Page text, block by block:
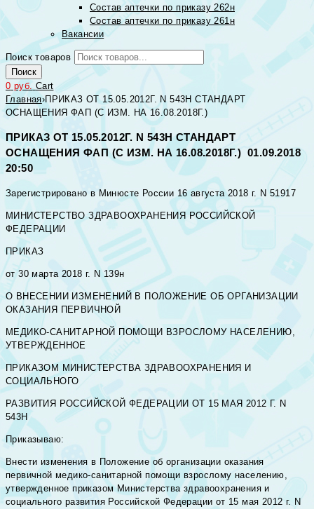
Состав аптечки по приказу 262н
Состав аптечки по приказу 261н
Вакансии
Поиск товаров
Поиск
0 руб. Cart
Главная›ПРИКАЗ ОТ 15.05.2012Г. N 543Н СТАНДАРТ
ОСНАЩЕНИЯ ФАП (С ИЗМ. НА 16.08.2018Г.)
ПРИКАЗ ОТ 15.05.2012Г. N 543Н СТАНДАРТ
ОСНАЩЕНИЯ ФАП (С ИЗМ. НА 16.08.2018Г.) 01.09.2018
20:50
Зарегистрировано в Минюсте России 16 августа 2018 г. N 51917
МИНИСТЕРСТВО ЗДРАВООХРАНЕНИЯ РОССИЙСКОЙ
ФЕДЕРАЦИИ
ПРИКАЗ
от 30 марта 2018 г. N 139н
О ВНЕСЕНИИ ИЗМЕНЕНИЙ В ПОЛОЖЕНИЕ ОБ ОРГАНИЗАЦИИ
ОКАЗАНИЯ ПЕРВИЧНОЙ
МЕДИКО-САНИТАРНОЙ ПОМОЩИ ВЗРОСЛОМУ НАСЕЛЕНИЮ,
УТВЕРЖДЕННОЕ
ПРИКАЗОМ МИНИСТЕРСТВА ЗДРАВООХРАНЕНИЯ И
СОЦИАЛЬНОГО
РАЗВИТИЯ РОССИЙСКОЙ ФЕДЕРАЦИИ ОТ 15 МАЯ 2012 Г. N
543Н
Приказываю:
Внести изменения в Положение об организации оказания
первичной медико-санитарной помощи взрослому населению,
утвержденное приказом Министерства здравоохранения и
социального развития Российской Федерации от 15 мая 2012 г. N